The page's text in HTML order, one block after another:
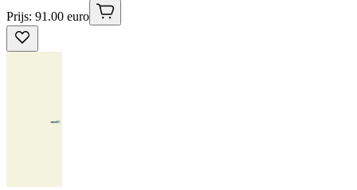
Prijs: 91.00 euro